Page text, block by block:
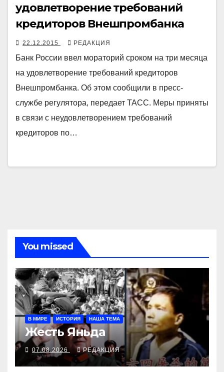
удовлетворение требований
кредиторов Внешпромбанка
22.12.2015 РЕДАКЦИЯ
Банк России ввел мораторий сроком на три месяца
на удовлетворение требований кредиторов
Внешпромбанка. Об этом сообщили в пресс-
службе регулятора, передает ТАСС. Меры приняты
в связи с неудовлетворением требований
кредиторов по…
You missed
В МИРЕ ИСТОРИЯ НАША ТЕМА
Жесть Яньда
07.08.2026 РЕДАКЦИЯ